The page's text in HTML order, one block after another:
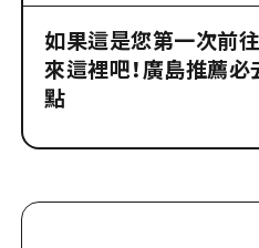
如果這是您第一次前
來這裡吧！廣島推薦必
點